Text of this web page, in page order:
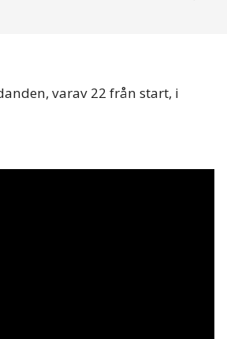
varav 22 från start, i